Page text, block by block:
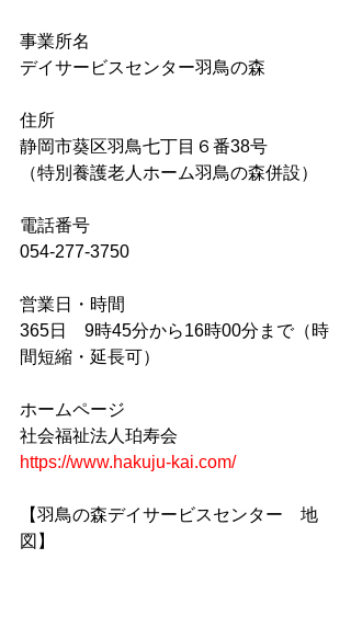
事業所名
デイサービスセンター羽鳥の森
住所
静岡市葵区羽鳥七丁目６番38号
（特別養護老人ホーム羽鳥の森併設）
電話番号
054-277-3750
営業日・時間
365日　9時45分から16時00分まで（時
間短縮・延長可）
ホームページ
社会福祉法人珀寿会
https://www.hakuju-kai.com/
【羽鳥の森デイサービスセンター　地
図】